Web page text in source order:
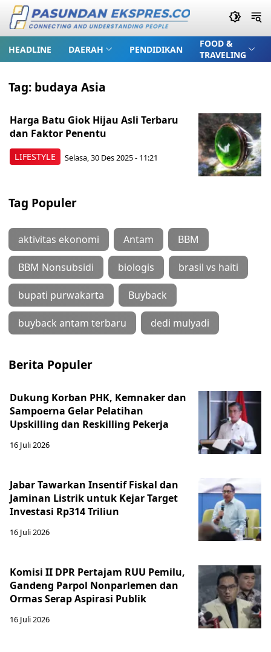
HEADLINE DAERAH PENDIDIKAN
FOOD &
TRAVELING
Tag: budaya Asia
LIFESTYLE
Harga Batu Giok Hijau Asli Terbaru
dan Faktor Penentu
Selasa, 30 Des 2025 - 11:21
Tag Populer
aktivitas ekonomi Antam BBM
BBM Nonsubsidi biologis brasil vs haiti
bupati purwakarta Buyback
buyback antam terbaru dedi mulyadi
Berita Populer
Dukung Korban PHK, Kemnaker dan
Sampoerna Gelar Pelatihan
Upskilling dan Reskilling Pekerja
16 Juli 2026
Jabar Tawarkan Insentif Fiskal dan
Jaminan Listrik untuk Kejar Target
Investasi Rp314 Triliun
16 Juli 2026
Komisi II DPR Pertajam RUU Pemilu,
Gandeng Parpol Nonparlemen dan
Ormas Serap Aspirasi Publik
16 Juli 2026